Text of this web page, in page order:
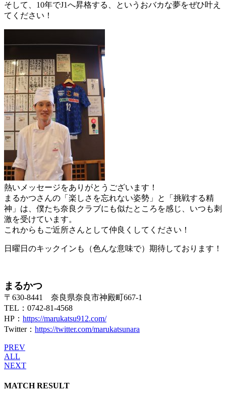
そして、10年でJ1へ昇格する、というおバカな夢をぜひ叶え
てください！
熱いメッセージをありがとうございます！
まるかつさんの「楽しさを忘れない姿勢」と「挑戦する精
神」は、僕たち奈良クラブにも似たところを感じ、いつも刺
激を受けています。
これからもご近所さんとして仲良くしてください！
日曜日のキックインも（色んな意味で）期待しております！
まるかつ
〒630-8441 奈良県奈良市神殿町667-1
TEL：0742-81-4568
HP： https://marukatsu912.com/
Twitter： https://twitter.com/marukatsunara
PREV
ALL
NEXT
MATCH RESULT